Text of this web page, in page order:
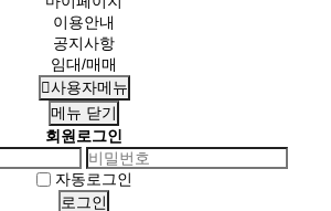
이용안내
공지사항
임대/매매
사용자메뉴
메뉴 닫기
회원로그인
자동로그인